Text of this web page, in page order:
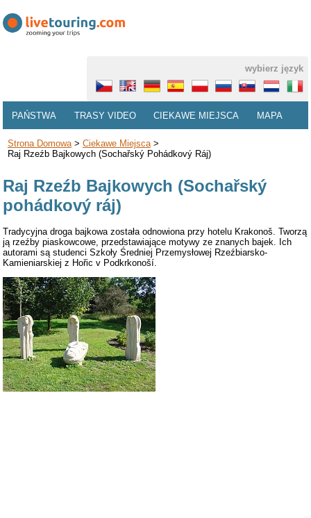
wybierz język
PAŃSTWA TRASY VIDEO CIEKAWE MIEJSCA MAPA
Strona Domowa> Ciekawe Miejsca>
Raj Rzeźb Bajkowych (Sochařský Pohádkový Ráj)
Raj Rzeźb Bajkowych (Sochařský
pohádkový ráj)
Tradycyjna droga bajkowa została odnowiona przy hotelu Krakonoš. Tworzą
ją rzeźby piaskowcowe, przedstawiające motywy ze znanych bajek. Ich
autorami są studenci Szkoły Średniej Przemysłowej Rzeźbiarsko-
Kamieniarskiej z Hořic v Podkrkonoší.